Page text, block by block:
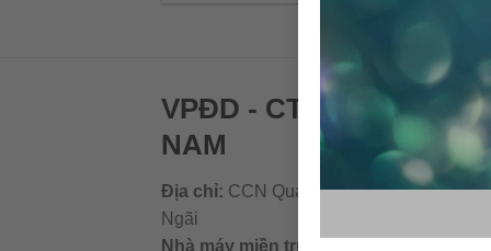
VPĐD - CTY TNHH
NAM
Địa chỉ: CCN Quán Lát, Xã Đức Chánh,
Ngãi
Nhà máy miền trung: